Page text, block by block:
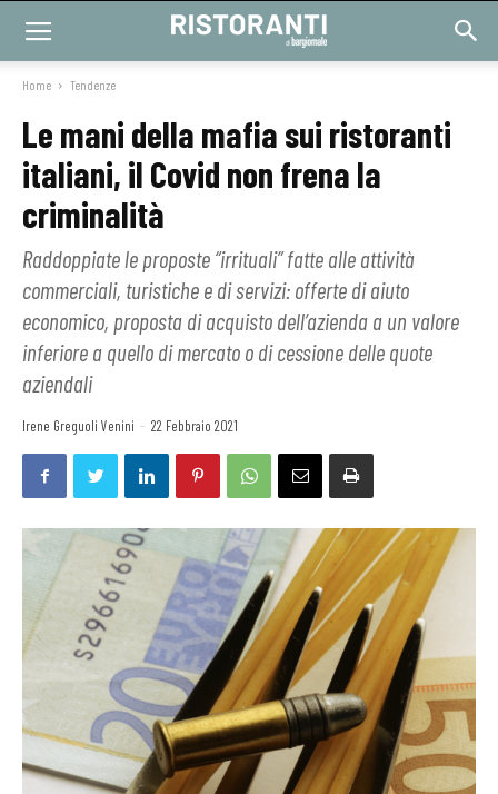
Home Tendenze
Le mani della mafia sui ristoranti
italiani, il Covid non frena la
criminalità
Raddoppiate le proposte “irrituali” fatte alle attività
commerciali, turistiche e di servizi: offerte di aiuto
economico, proposta di acquisto dell’azienda a un valore
inferiore a quello di mercato o di cessione delle quote
aziendali
Irene Greguoli Venini - 22 Febbraio 2021